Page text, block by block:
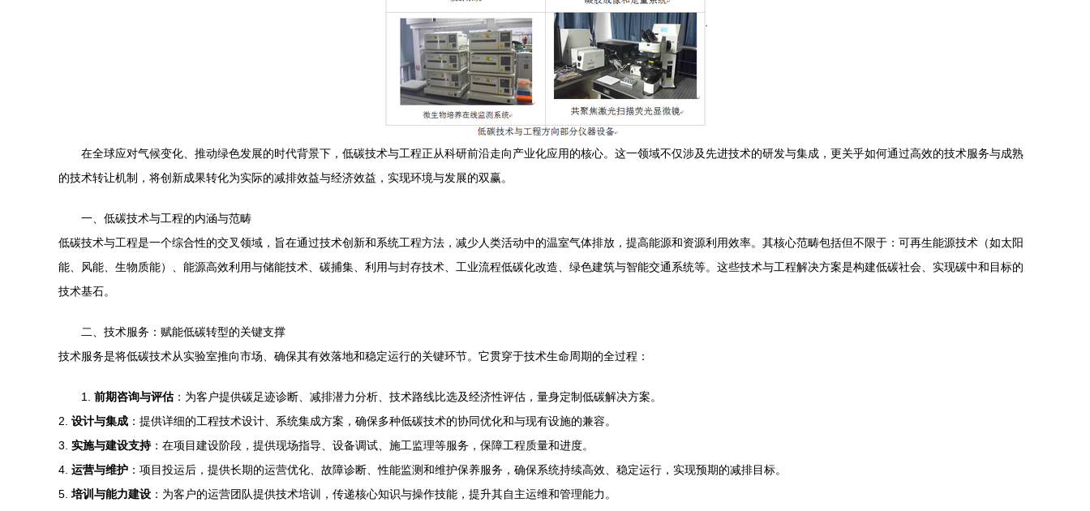
在全球应对气候变化、推动绿色发展的时代背景下，低碳技术与工程正从科研前沿走向产业化应用的核心。这一领域不仅涉及先进技术的研发与集成，更关乎如何通过高效的技术服务与成熟
的技术转让机制，将创新成果转化为实际的减排效益与经济效益，实现环境与发展的双赢。
一、低碳技术与工程的内涵与范畴
低碳技术与工程是一个综合性的交叉领域，旨在通过技术创新和系统工程方法，减少人类活动中的温室气体排放，提高能源和资源利用效率。其核心范畴包括但不限于：可再生能源技术（如太阳
能、风能、生物质能）、能源高效利用与储能技术、碳捕集、利用与封存技术、工业流程低碳化改造、绿色建筑与智能交通系统等。这些技术与工程解决方案是构建低碳社会、实现碳中和目标的
技术基石。
二、技术服务：赋能低碳转型的关键支撑
技术服务是将低碳技术从实验室推向市场、确保其有效落地和稳定运行的关键环节。它贯穿于技术生命周期的全过程：
1. 前期咨询与评估：为客户提供碳足迹诊断、减排潜力分析、技术路线比选及经济性评估，量身定制低碳解决方案。
2. 设计与集成 ：提供详细的工程技术设计、系统集成方案，确保多种低碳技术的协同优化和与现有设施的兼容。
3. 实施与建设支持：在项目建设阶段，提供现场指导、设备调试、施工监理等服务，保障工程质量和进度。
4. 运营与维护 ：项目投运后，提供长期的运营优化、故障诊断、性能监测和维护保养服务，确保系统持续高效、稳定运行，实现预期的减排目标。
5.培训与能力建设 ：为客户的运营团队提供技术培训，传递核心知识与操作技能，提升其自主运维和管理能力。